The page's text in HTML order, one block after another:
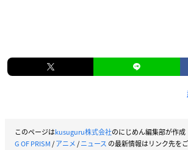
このページはkusuguru株式会社のにじめん編集部が作成
G OF PRISM/アニメ/ニュース の最新情報はリンク先を